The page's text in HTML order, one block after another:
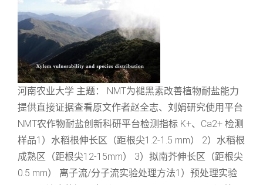
河南农业大学 主题： NMT为褪黑素改善植物耐盐能力
提供直接证据查看原文作者赵全志、刘娟研究使用平台
NMT农作物耐盐创新科研平台检测指标 K+、Ca2+ 检测
样品1）水稻根伸长区（距根尖1.2-1.5 mm） 2）水稻根
成熟区（距根尖12-15mm） 3）拟南芥伸长区（距根尖
0.5 mm） 离子流/分子流实验处理方法1）预处理实验